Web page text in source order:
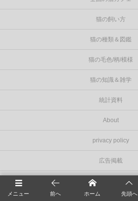
猫の飼い方
猫の種類＆図鑑
猫の毛色/柄/模様
猫の知識＆雑学
統計資料
About
privacy policy
広告掲載
お問い合わせ
メニュー 前へ ホーム 先頭へ